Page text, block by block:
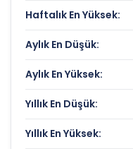
Haftalık En Yüksek:
Aylık En Düşük:
Aylık En Yüksek:
Yıllık En Düşük:
Yıllık En Yüksek: